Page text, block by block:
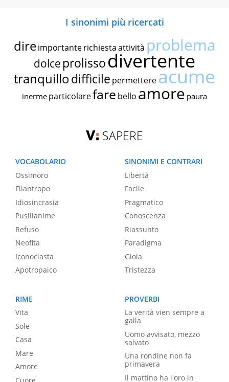
I sinonimi più ricercati
dire importante richiestaattività problema
dolce prolissodivertente
tranquillodifficile permettereacume
inerme particolarefare bello amore paura
SAPERE
VOCABOLARIO
Ossimoro
Filantropo
Idiosincrasia
Pusillanime
Refuso
Neofita
Iconoclasta
Apotropaico
SINONIMI E CONTRARI
Libertà
Facile
Pragmatico
Conoscenza
Riassunto
Paradigma
Gioia
Tristezza
RIME
Vita
Sole
Casa
Mare
Amore
PROVERBI
La verità vien sempre a
galla
Uomo avvisato, mezzo
salvato
Una rondine non fa
primavera
Il mattino ha l'oro in